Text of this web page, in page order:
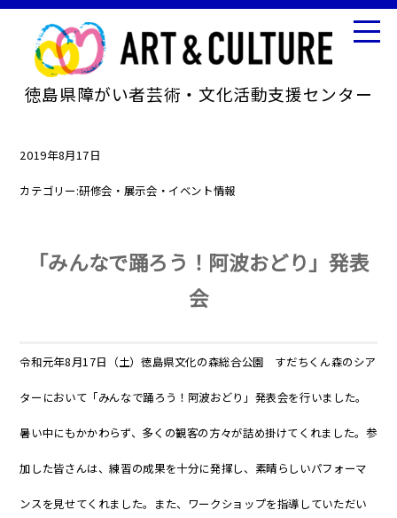
徳島県障がい者芸術・文化活動支援センター
2019年8月17日
カテゴリー:研修会・展示会・イベント情報
「みんなで踊ろう！阿波おどり」発表
会
令和元年8月17日（土）徳島県文化の森総合公園 すだちくん森のシア
ターにおいて「みんなで踊ろう！阿波おどり」発表会を行いました。
暑い中にもかかわらず、多くの観客の方々が詰め掛けてくれました。参
加した皆さんは、練習の成果を十分に発揮し、素晴らしいパフォーマ
ンスを見せてくれました。また、ワークショップを指導していただい